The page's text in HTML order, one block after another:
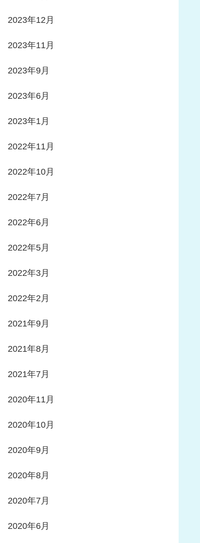
2023年12月
2023年11月
2023年9月
2023年6月
2023年1月
2022年11月
2022年10月
2022年7月
2022年6月
2022年5月
2022年3月
2022年2月
2021年9月
2021年8月
2021年7月
2020年11月
2020年10月
2020年9月
2020年8月
2020年7月
2020年6月